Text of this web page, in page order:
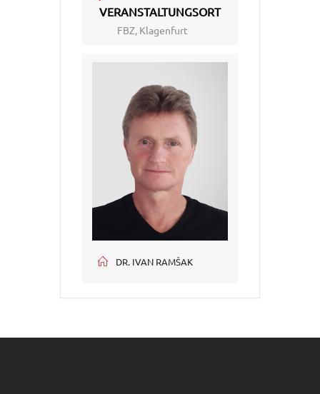
VERANSTALTUNGSORT
FBZ, Klagenfurt
DR. IVAN RAMŠAK